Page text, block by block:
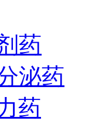
药
泌药
药